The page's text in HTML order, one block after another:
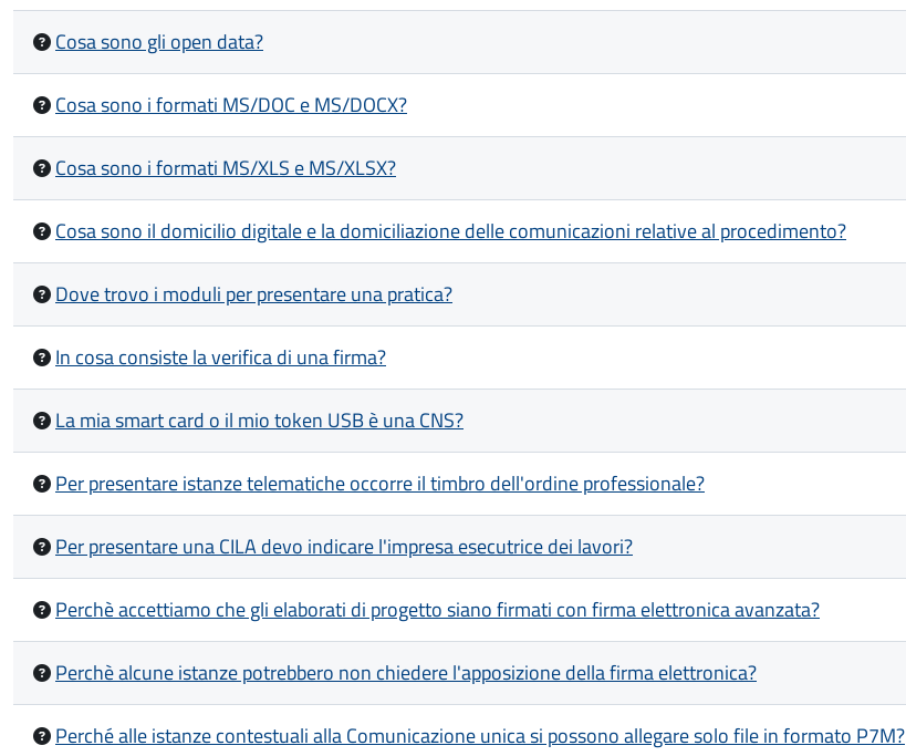
Cosa sono gli open data?
Cosa sono i formati MS/DOC e MS/DOCX?
Cosa sono i formati MS/XLS e MS/XLSX?
Cosa sono il domicilio digitale e la domiciliazione delle comunicazioni relative al procedimento?
Dove trovo i moduli per presentare una pratica?
In cosa consiste la verifica di una firma?
La mia smart card o il mio token USB è una CNS?
Per presentare istanze telematiche occorre il timbro dell'ordine professionale?
Per presentare una CILA devo indicare l'impresa esecutrice dei lavori?
Perchè accettiamo che gli elaborati di progetto siano firmati con firma elettronica avanzata?
Perchè alcune istanze potrebbero non chiedere l'apposizione della firma elettronica?
Perché alle istanze contestuali alla Comunicazione unica si possono allegare solo file in formato P7M?